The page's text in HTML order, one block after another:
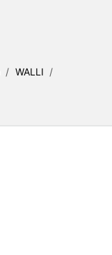
/ WALLI /